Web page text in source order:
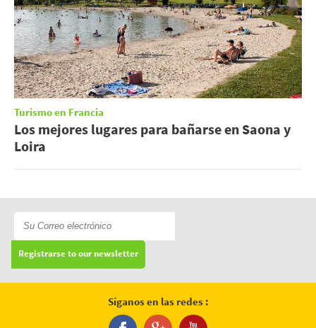
Turismo en Francia
Los mejores lugares para bañarse en Saona y
Loira
Registrarse to our newsletter
Síganos en las redes :